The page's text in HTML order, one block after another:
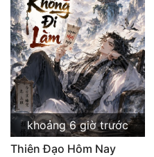
khoảng 6 giờ trước
Thiên Đạo Hôm Nay